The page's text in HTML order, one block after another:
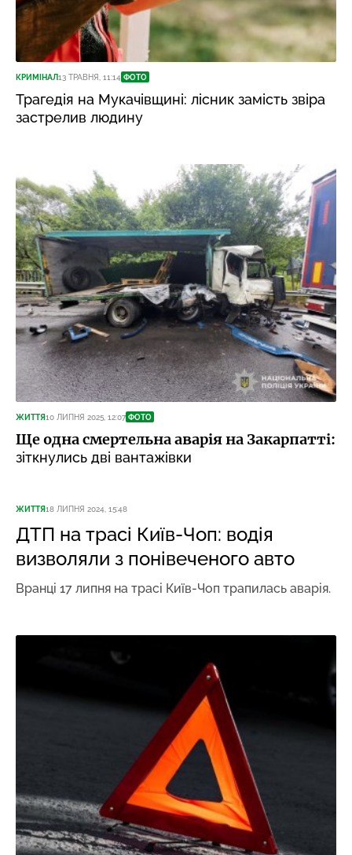
КРИМІНАЛ13 ТРАВНЯ, 11:14 ФОТО
Трагедія на Мукачівщині: лісник замість звіра
застрелив людину
ЖИТТЯ10 ЛИПНЯ 2025, 12:07 ФОТО
Ще одна смертельна аварія на Закарпатті:
зіткнулись дві вантажівки
ЖИТТЯ18 ЛИПНЯ 2024, 15:48
ДТП на трасі Київ-Чоп: водія
визволяли з понівеченого авто
Вранці 17 липня на трасі Київ-Чоп трапилась аварія.